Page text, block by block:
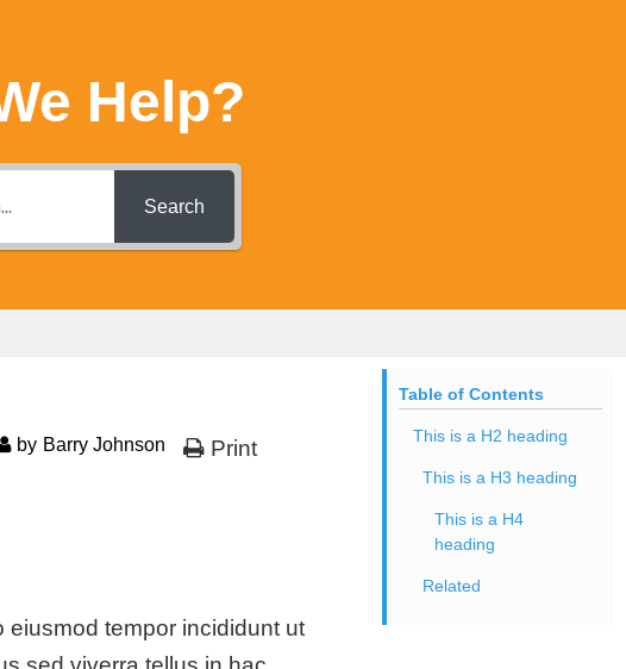
Help?
Search
by Barry Johnson Print
eiusmod tempor incididunt ut
Table of Contents
This is a H2 heading
This is a H3 heading
This is a H4
heading
Related